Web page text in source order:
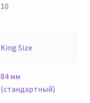
10
King Size
84 мм
(стандартный)